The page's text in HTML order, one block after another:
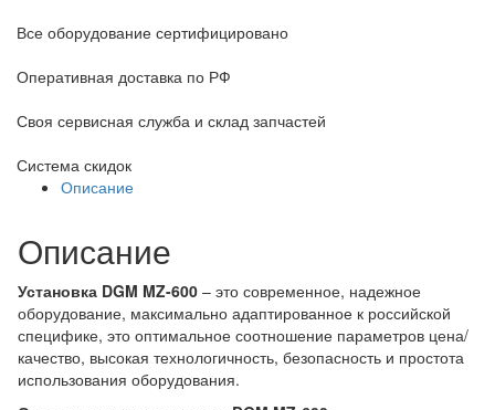
Все оборудование сертифицировано
Оперативная доставка по РФ
Своя сервисная служба и склад запчастей
Система скидок
Описание
Описание
Установка DGM MZ-600 – это современное, надежное
оборудование, максимально адаптированное к российской
специфике, это оптимальное соотношение параметров цена/
качество, высокая технологичность, безопасность и простота
использования оборудования.